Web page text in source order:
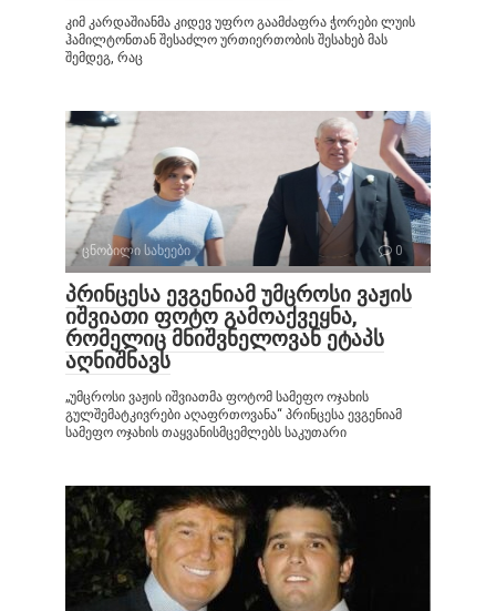
კიმ კარდაშიანმა კიდევ უფრო გაამძაფრა ჭორები ლუის
ჰამილტონთან შესაძლო ურთიერთობის შესახებ მას
შემდეგ, რაც
ცნობილი სახეები 0
პრინცესა ევგენიამ უმცროსი ვაჟის
იშვიათი ფოტო გამოაქვეყნა,
რომელიც მნიშვნელოვან ეტაპს
აღნიშნავს
„უმცროსი ვაჟის იშვიათმა ფოტომ სამეფო ოჯახის
გულშემატკივრები აღაფრთოვანა“ პრინცესა ევგენიამ
სამეფო ოჯახის თაყვანისმცემლებს საკუთარი